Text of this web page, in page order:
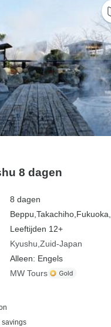
8 dagen
8 dagen
Beppu,Takachiho, Fukuoka,
Leeftijden 12+
Kyushu Zuid-Japan
Alleen: Engels
MW Tours
savings